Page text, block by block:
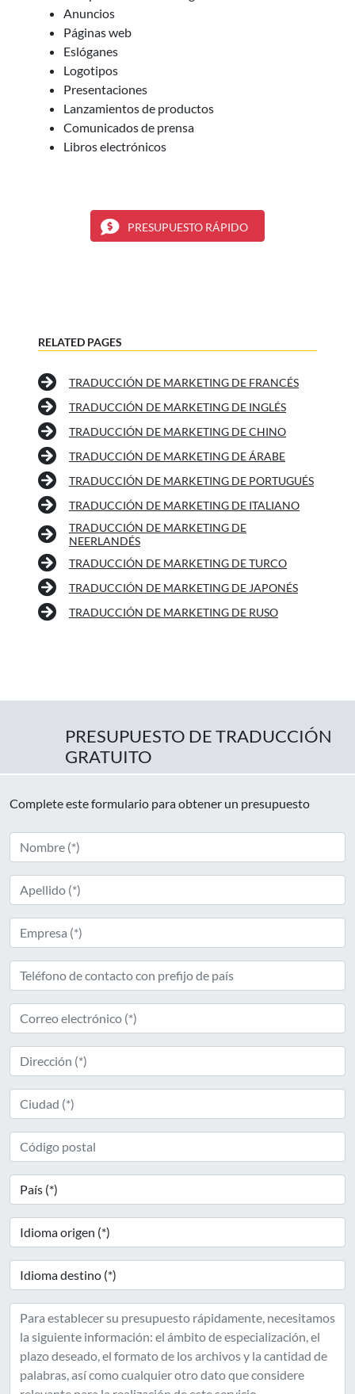
Anuncios
Páginas web
Eslóganes
Logotipos
Presentaciones
Lanzamientos de productos
Comunicados de prensa
Libros electrónicos
PRESUPUESTO RÁPIDO
RELATED PAGES
TRADUCCIÓN DE MARKETING DE FRANCÉS
TRADUCCIÓN DE MARKETING DE INGLÉS
TRADUCCIÓN DE MARKETING DE CHINO
TRADUCCIÓN DE MARKETING DE ÁRABE
TRADUCCIÓN DE MARKETING DE PORTUGUÉS
TRADUCCIÓN DE MARKETING DE ITALIANO
TRADUCCIÓN DE MARKETING DE
NEERLANDÉS
TRADUCCIÓN DE MARKETING DE TURCO
TRADUCCIÓN DE MARKETING DE JAPONÉS
TRADUCCIÓN DE MARKETING DE RUSO
PRESUPUESTO DE TRADUCCIÓN
GRATUITO
Complete este formulario para obtener un presupuesto